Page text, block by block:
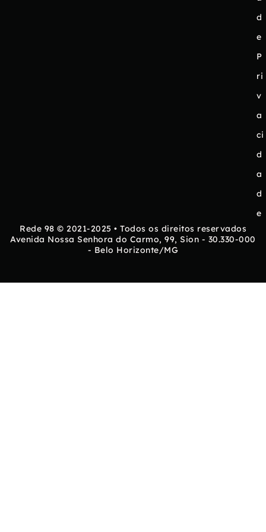
d
e
P
ri
v
a
ci
d
a
d
e
Rede 98 © 2021-2025 • Todos os direitos reservados
Avenida Nossa Senhora do Carmo, 99, Sion - 30.330-000
- Belo Horizonte/MG